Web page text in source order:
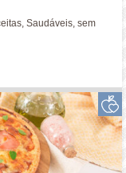
,Saudáveis,sem